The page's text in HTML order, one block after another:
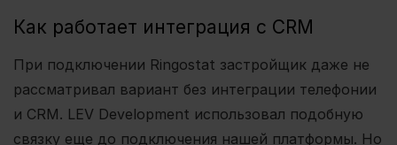
Как работает интеграция с CRM
При подключении Ringostat застройщик даже не
рассматривал вариант без интеграции телефонии
и CRM. LEV Development использовал подобную
связку еще до подключения нашей платформы. Но